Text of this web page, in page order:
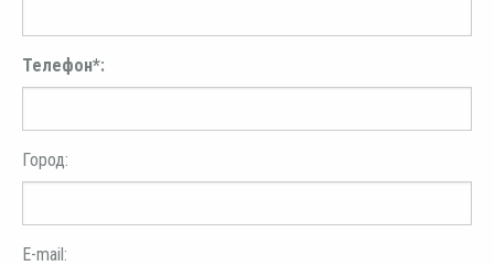
Телефон*:
Город:
E-mail: